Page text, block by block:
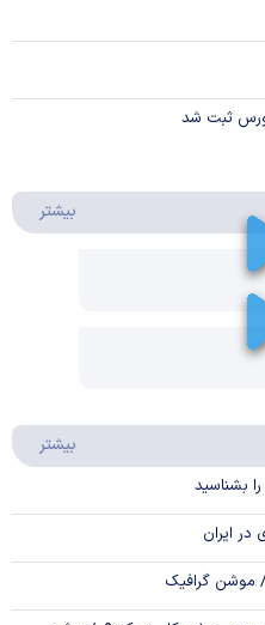
ثبت شد
بیشتر
بیشتر
ایران
موشن گرافیک